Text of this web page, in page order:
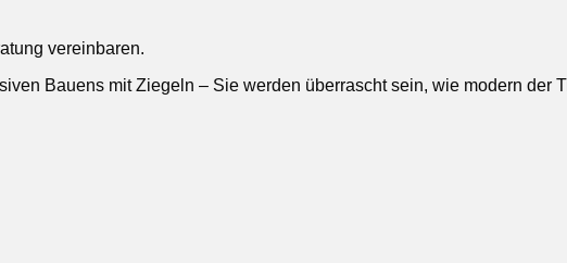
vereinbaren.
Bauens mit Ziegeln – Sie werden überrascht sein, wie modern der